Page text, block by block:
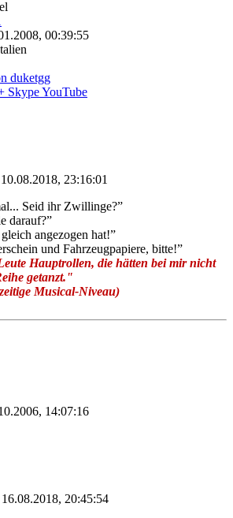
00:39:55
duketgg
SkypeYouTube
10.08.2018, 23:16:01
Seid ihr Zwillinge?”
darauf?”
angezogen hat!”
und Fahrzeugpapiere, bitte!”
Hauptrollen, die hätten bei mir nicht
getanzt."
Musical-Niveau)
14:07:16
16.08.2018, 20:45:54